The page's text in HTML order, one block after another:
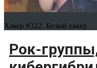
Хакер #322. Белый хакер
Рок-